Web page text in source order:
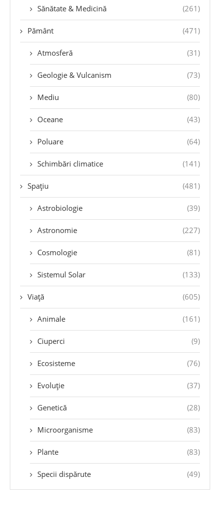
Sănătate & Medicină (261)
Pământ (471)
Atmosferă (31)
Geologie & Vulcanism (73)
Mediu (80)
Oceane (43)
Poluare (64)
Schimbări climatice (141)
Spațiu (481)
Astrobiologie (39)
Astronomie (227)
Cosmologie (81)
Sistemul Solar (133)
Viață (605)
Animale (161)
Ciuperci (9)
Ecosisteme (76)
Evoluție (37)
Genetică (28)
Microorganisme (83)
Plante (83)
Specii dispărute (49)